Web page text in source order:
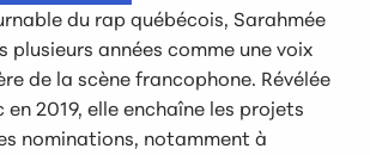
du rap québécois, Sarahmée
plusieurs années comme une voix
de la scène francophone. Révélée
2019, elle enchaîne les projets
nominations, notamment à